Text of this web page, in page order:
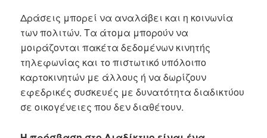
Δράσεις μπορεί να αναλάβει και η κοινωνία
των πολιτών. Τα άτομα μπορούν να
μοιράζονται πακέτα δεδομένων κινητής
τηλεφωνίας και το πιστωτικό υπόλοιπο
καρτοκινητών με άλλους ή να δωρίζουν
εφεδρικές συσκευές με δυνατότητα διαδικτύου
σε οικογένειες που δεν διαθέτουν.